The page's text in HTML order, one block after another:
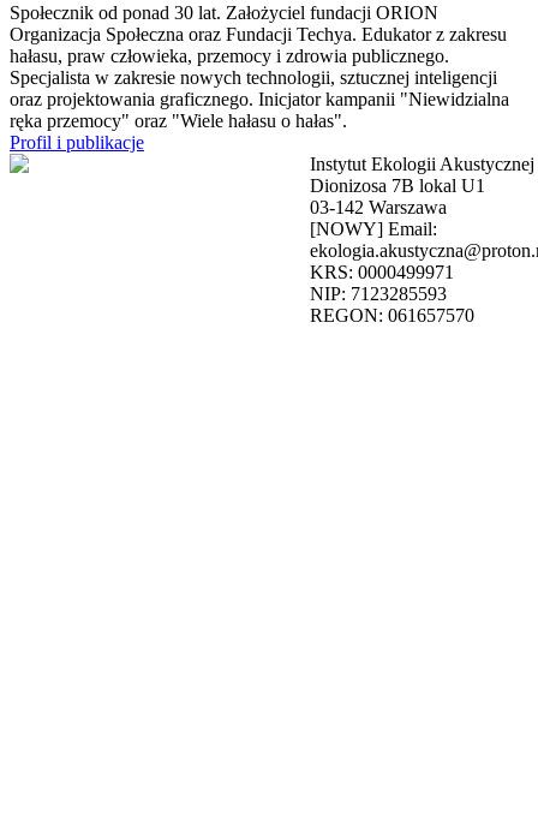
Społecznik od ponad 30 lat. Założyciel fundacji ORION
Organizacja Społeczna oraz Fundacji Techya. Edukator z zakresu
hałasu, praw człowieka, przemocy i zdrowia publicznego.
Specjalista w zakresie nowych technologii, sztucznej inteligencji
oraz projektowania graficznego. Inicjator kampanii "Niewidzialna
ręka przemocy" oraz "Wiele hałasu o hałas".
Profil i publikacje
Instytut Ekologii Akustycznej
Dionizosa 7B lokal U1
03-142 Warszawa
[NOWY] Email:
KRS: 0000499971
NIP: 7123285593
REGON: 061657570